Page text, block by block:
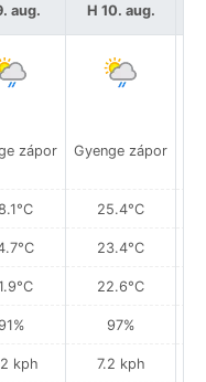
aug.
zápor
kph
H 10. aug.
Gyenge zápor
25.4°C
23.4°C
22.6°C
97%
7.2 kph